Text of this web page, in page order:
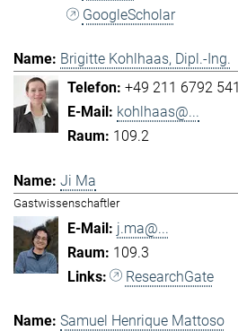
GoogleScholar
Brigitte Kohlhaas, Dipl.-Ing.
+49 211 6792 541
kohlhaas@...
109.2
Ji Ma
Gastwissenschaftler
j.ma@...
109.3
ResearchGate
Samuel Henrique Mattoso